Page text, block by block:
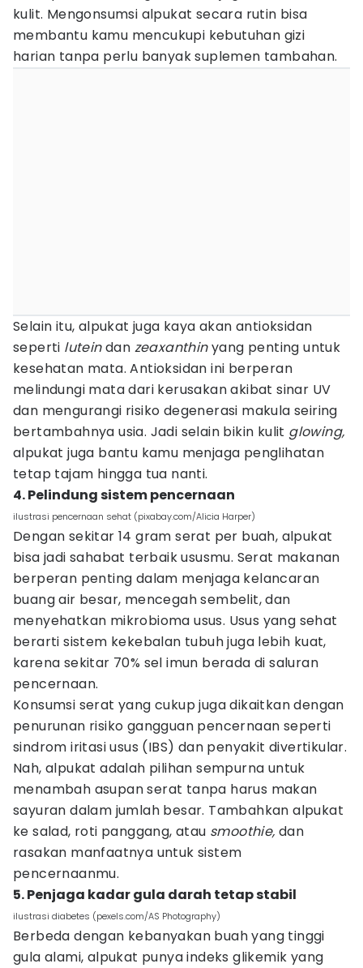
kulit. Mengonsumsi alpukat secara rutin bisa
membantu kamu mencukupi kebutuhan gizi
harian tanpa perlu banyak suplemen tambahan.
Selain itu, alpukat juga kaya akan antioksidan
seperti luteindan zeaxanthinyang penting untuk
kesehatan mata. Antioksidan ini berperan
melindungi mata dari kerusakan akibat sinar UV
dan mengurangi risiko degenerasi makula seiring
bertambahnya usia. Jadi selain bikin kulit glowing,
alpukat juga bantu kamu menjaga penglihatan
tetap tajam hingga tua nanti.
4. Pelindung sistem pencernaan
ilustrasi pencernaan sehat (pixabay.com/Alicia Harper)
Dengan sekitar 14 gram serat per buah, alpukat
bisa jadi sahabat terbaik ususmu. Serat makanan
berperan penting dalam menjaga kelancaran
buang air besar, mencegah sembelit, dan
menyehatkan mikrobioma usus. Usus yang sehat
berarti sistem kekebalan tubuh juga lebih kuat,
karena sekitar 70% sel imun berada di saluran
pencernaan.
Konsumsi serat yang cukup juga dikaitkan dengan
penurunan risiko gangguan pencernaan seperti
sindrom iritasi usus (IBS) dan penyakit divertikular.
Nah, alpukat adalah pilihan sempurna untuk
menambah asupan serat tanpa harus makan
sayuran dalam jumlah besar. Tambahkan alpukat
ke salad, roti panggang, atau smoothie, dan
rasakan manfaatnya untuk sistem
pencernaanmu.
5. Penjaga kadar gula darah tetap stabil
ilustrasi diabetes (pexels.com/AS Photography)
Berbeda dengan kebanyakan buah yang tinggi
gula alami, alpukat punya indeks glikemik yang